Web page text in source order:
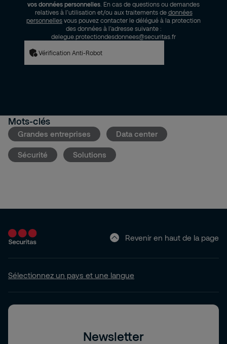
vos données personnelles . En cas de questions ou demandes
relatives à l’utilisation et/ou aux traitements de données
personnelles vous pouvez contacter le délégué à la protection
des données à l’adresse suivante :
delegue.protectiondesdonnees@securitas.fr
Vérification Anti-Robot
Mots-clés
Grandes entreprises Data center
Sécurité Solutions
Revenir en haut de la page
Sélectionnez un pays et une langue
Newsletter